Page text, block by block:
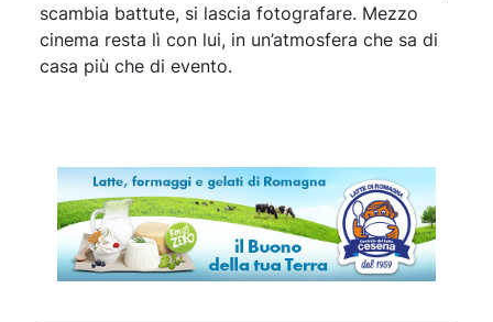
scambia battute, si lascia fotografare. Mezzo
cinema resta lì con lui, in un’atmosfera che sa di
casa più che di evento.